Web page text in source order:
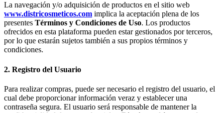
La navegación y/o adquisición de productos en el sitio web
www.districosmeticos.com implica la aceptación plena de los
presentes Términos y Condiciones de Uso. Los productos
ofrecidos en esta plataforma pueden estar gestionados por terceros,
por lo que estarán sujetos también a sus propios términos y
condiciones.
2. Registro del Usuario
Para realizar compras, puede ser necesario el registro del usuario, el
cual debe proporcionar información veraz y establecer una
contraseña segura. El usuario será responsable de mantener la